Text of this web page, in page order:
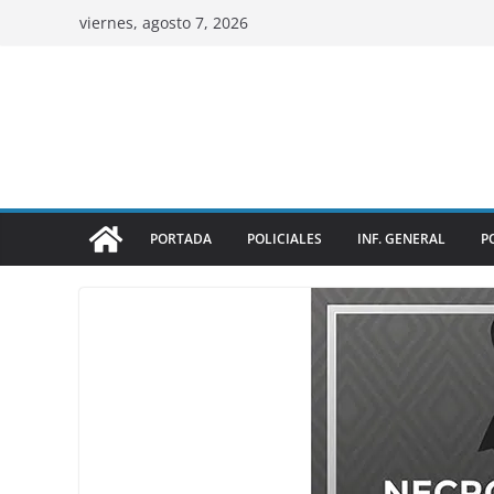
viernes, agosto 7, 2026
PORTADA POLICIALES INF. GENERAL